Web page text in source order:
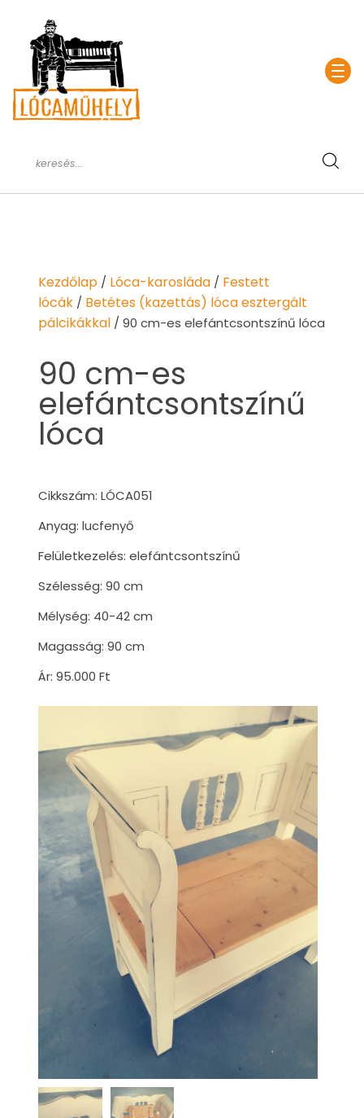
Kezdőlap / Lóca-karosláda / Festett
lócák / Betétes (kazettás) lóca esztergált
pálcikákkal / 90 cm-es elefántcsontszínű lóca
90 cm-es
elefántcsontszínű
lóca
Cikkszám: LÓCA051
Anyag: lucfenyő
Felületkezelés: elefántcsontszínű
Szélesség: 90 cm
Mélység: 40-42 cm
Magasság: 90 cm
Ár: 95.000 Ft